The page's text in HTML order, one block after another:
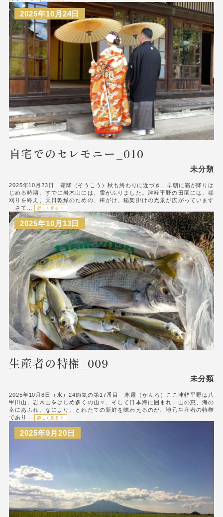
2025年10月24日
自宅でのセレモニー_010
未分類
2025年10月23日 霜降（そうこう）秋も終わりに近づき、早朝に霜が降りは
じめる時期、すでに岩木山には、雪がふりました。津軽平野の田園には、稲
刈りを終え、天日乾燥のための、棒がけ、稲架掛けの光景が広がっています
さて…
詳しく見る
2025年10月13日
生産者の特権_009
未分類
2025年10月8日（水）24節気の第17番目 寒露（かんろ）ここ津軽平野は八
甲田山、岩木山をはじめ多くの山々、そして日本海に囲まれ、山の恵、海の
幸にあふれ、なにより、とれたての新鮮を味わえるのが、地元生産者の特権
であり…
詳しく見る
2025年9月20日